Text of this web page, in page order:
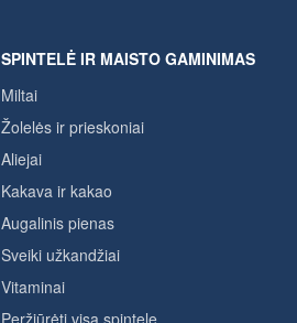
SPINTELĖ IR MAISTO GAMINIMAS
Miltai
Žolelės ir prieskoniai
Aliejai
Kakava ir kakao
Augalinis pienas
Sveiki užkandžiai
Vitaminai
Peržiūrėti visą spintelę